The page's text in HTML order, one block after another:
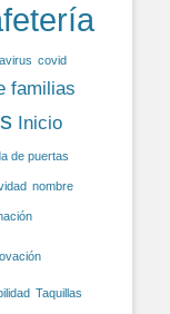
covid
familias
Inicio
de puertas
nombre
Taquillas